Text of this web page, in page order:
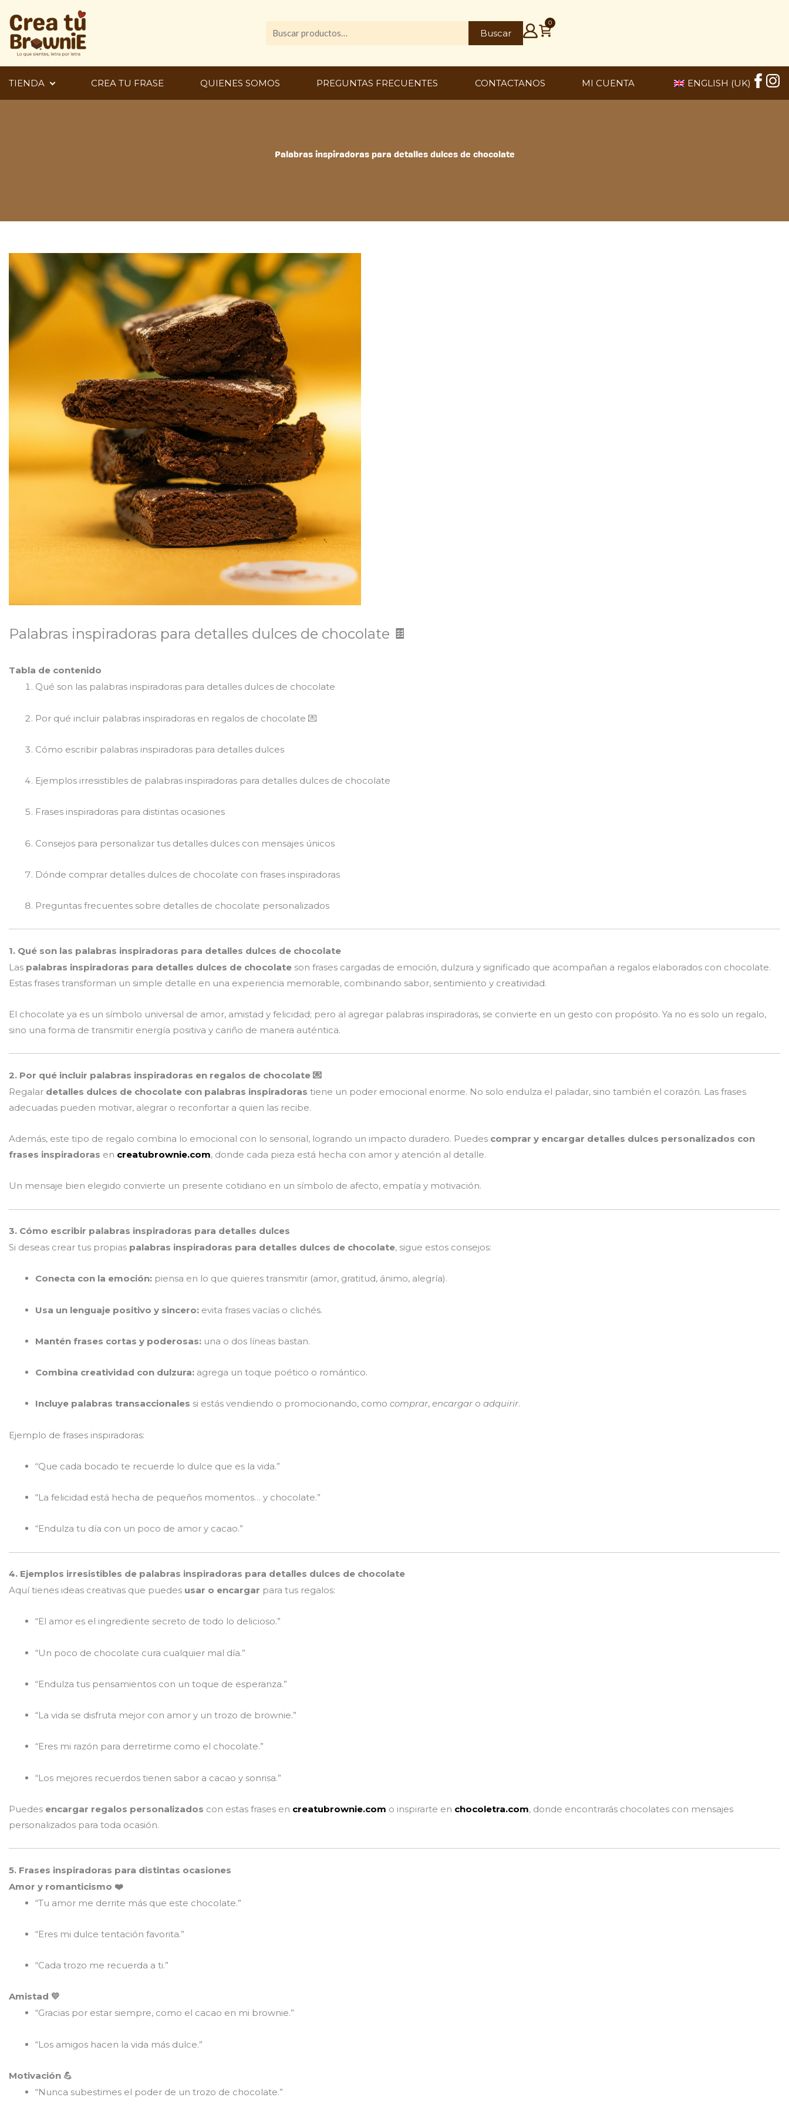
contenido
Buscar
Buscar
0
TIENDA CREA TU FRASE QUIENES SOMOS PREGUNTAS FRECUENTES CONTACTANOS MI CUENTA ENGLISH (UK)
Palabras inspiradoras para detalles dulces de chocolate
Palabras inspiradoras para detalles dulces de chocolate 🍫
Tabla de contenido
Qué son las palabras inspiradoras para detalles dulces de chocolate
Por qué incluir palabras inspiradoras en regalos de chocolate 💌
Cómo escribir palabras inspiradoras para detalles dulces
Ejemplos irresistibles de palabras inspiradoras para detalles dulces de chocolate
Frases inspiradoras para distintas ocasiones
Consejos para personalizar tus detalles dulces con mensajes únicos
Dónde comprar detalles dulces de chocolate con frases inspiradoras
Preguntas frecuentes sobre detalles de chocolate personalizados
1. Qué son las palabras inspiradoras para detalles dulces de chocolate
Las palabras inspiradoras para detalles dulces de chocolate son frases cargadas de emoción, dulzura y significado que acompañan a regalos elaborados con chocolate.
Estas frases transforman un simple detalle en una experiencia memorable, combinando sabor, sentimiento y creatividad.
El chocolate ya es un símbolo universal de amor, amistad y felicidad; pero al agregar palabras inspiradoras, se convierte en un gesto con propósito. Ya no es solo un regalo,
sino una forma de transmitir energía positiva y cariño de manera auténtica.
2. Por qué incluir palabras inspiradoras en regalos de chocolate 💌
Regalar detalles dulces de chocolate con palabras inspiradoras tiene un poder emocional enorme. No solo endulza el paladar, sino también el corazón. Las frases
adecuadas pueden motivar, alegrar o reconfortar a quien las recibe.
Además, este tipo de regalo combina lo emocional con lo sensorial, logrando un impacto duradero. Puedes comprar y encargar detalles dulces personalizados con
frases inspiradoras en creatubrownie.com, donde cada pieza está hecha con amor y atención al detalle.
Un mensaje bien elegido convierte un presente cotidiano en un símbolo de afecto, empatía y motivación.
3. Cómo escribir palabras inspiradoras para detalles dulces
Si deseas crear tus propias palabras inspiradoras para detalles dulces de chocolate, sigue estos consejos:
Conecta con la emoción: piensa en lo que quieres transmitir (amor, gratitud, ánimo, alegría).
Usa un lenguaje positivo y sincero: evita frases vacías o clichés.
Mantén frases cortas y poderosas: una o dos líneas bastan.
Combina creatividad con dulzura: agrega un toque poético o romántico.
Incluye palabras transaccionales si estás vendiendo o promocionando, como comprar, encargar o adquirir.
Ejemplo de frases inspiradoras:
“Que cada bocado te recuerde lo dulce que es la vida.”
“La felicidad está hecha de pequeños momentos… y chocolate.”
“Endulza tu día con un poco de amor y cacao.”
4. Ejemplos irresistibles de palabras inspiradoras para detalles dulces de chocolate
Aquí tienes ideas creativas que puedes usar o encargar para tus regalos:
“El amor es el ingrediente secreto de todo lo delicioso.”
“Un poco de chocolate cura cualquier mal día.”
“Endulza tus pensamientos con un toque de esperanza.”
“La vida se disfruta mejor con amor y un trozo de brownie.”
“Eres mi razón para derretirme como el chocolate.”
“Los mejores recuerdos tienen sabor a cacao y sonrisa.”
Puedes encargar regalos personalizados con estas frases en creatubrownie.com o inspirarte en chocoletra.com, donde encontrarás chocolates con mensajes
personalizados para toda ocasión.
5. Frases inspiradoras para distintas ocasiones
Amor y romanticismo ❤️
“Tu amor me derrite más que este chocolate.”
“Eres mi dulce tentación favorita.”
“Cada trozo me recuerda a ti.”
Amistad 💛
“Gracias por estar siempre, como el cacao en mi brownie.”
“Los amigos hacen la vida más dulce.”
Motivación 💪
“Nunca subestimes el poder de un trozo de chocolate.”